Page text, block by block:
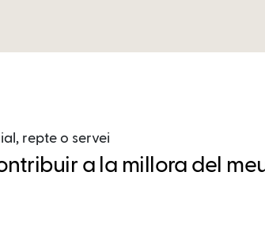
repte o servei
a la millora del